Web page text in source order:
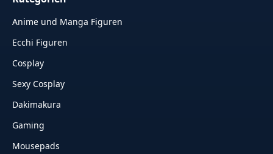
Anime und Manga Figuren
Ecchi Figuren
Cosplay
Sexy Cosplay
Dakimakura
Gaming
Mousepads